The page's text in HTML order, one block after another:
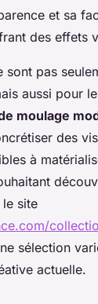
et sa
des effets
sont pas
aussi pour
moulage
des
à
site
sélection
actuelle.